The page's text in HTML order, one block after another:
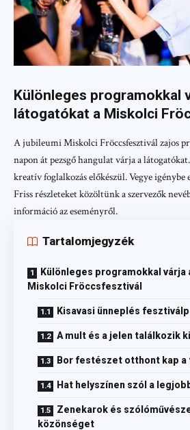
Különleges programokkal
látogatókat a Miskolci
A jubileumi Miskolci Fröccsfesztivál zajos
napon át pezsgő hangulat várja a
kreatív foglalkozás előkészül. Vegye igénybe
Friss részleteket közöltünk a szervezők
információ az eseményről.
Tartalomjegyzék
Különleges programokkal várja
Miskolci Fröccsfesztivál
Kisavasi ünneplés
A mult és a jelen találkozik
Bor festészet otthont kap
Hat helyszínen szól a
Zenekarok és
közönséget